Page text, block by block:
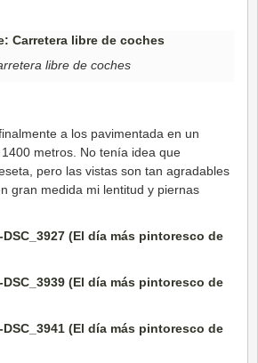
libre de coches
a los pavimentada en un
metros. No tenía idea que
pero las vistas son tan agradables
gran medida mi lentitud y piernas